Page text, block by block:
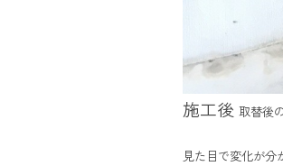
施工後取替後
見た目で変化が分